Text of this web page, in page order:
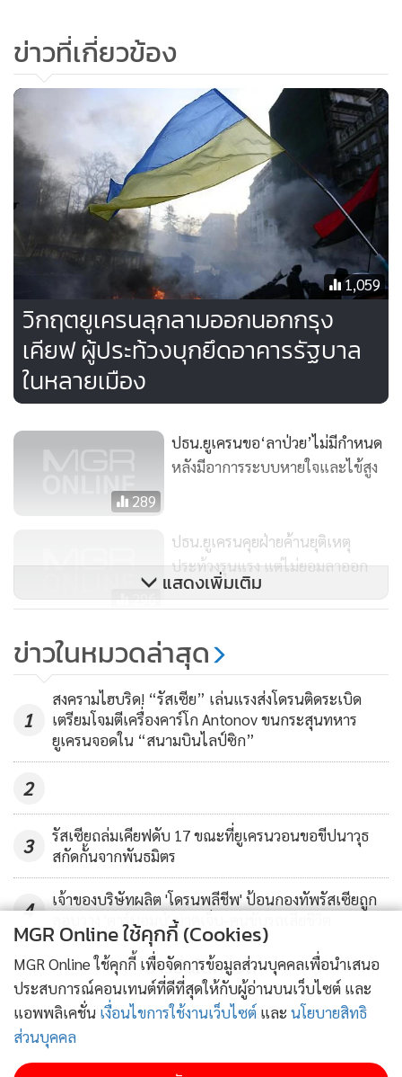
แคทเธอรีน แอชตัน หัวหน้าฝ่ายกิจการต่างประเทศของสหภาพ
ยุโรป จะเดินทางถึงกรุงเคียฟในช่วงค่ำวันนี้ (4) เพื่อร่วมหารือกับ
ยานูโควิช และแกนนำฝ่ายค้านในวันพุธ (5) ขณะที่เจ้าหน้าที่อียู
คนอื่น ๆก็ยังไม่กล้าให้ความเห็นชัดเจนเกี่ยวกับคำพูดของ แอช
ตัน เมื่อช่วงสุดสัปดาห์ที่ว่า สหรัฐฯ และยุโรปเตรียมจะมอบความ
ช่วยเหลือทางการเงินแก่ยูเครนเพื่อปฏิรูประบบการเมืองให้มี
เสถียรภาพยิ่งขึ้น
ข่าวที่เกี่ยวข้อง
1,059
วิกฤตยูเครนลุกลามออกนอกกรุง
เคียฟ ผู้ประท้วงบุกยึดอาคารรัฐบาล
ในหลายเมือง
289
ปธน.ยูเครนขอ‘ลาป่วย’ไม่มีกำหนด
หลังมีอาการระบบหายใจและไข้สูง
296
ปธน.ยูเครนคุยฝ่ายค้านยุติเหตุ
ประท้วงรุนแรง แต่ไม่ยอมลาออก
206
รอบ หวั่นเจอ ‘ภาวะฉุกเฉิน’ ม็อบ
เลิกยึดกระทรวงยุติธรรม
แสดงเพิ่มเติม
ข่าวในหมวดล่าสุด
1
สงครามไฮบริด! “รัสเซีย” เล่นแรงส่งโดรนติดระเบิด
เตรียมโจมตีเครื่องคาร์โก Antonov ขนกระสุนทหาร
ยูเครนจอดใน “สนามบินไลป์ซิก”
2
3
รัสเซียถล่มเคียฟดับ 17 ขณะที่ยูเครนวอนขอขีปนาวุธ
สกัดกั้นจากพันธมิตร
4
เจ้าของบริษัทผลิต 'โดรนพลีชีพ' ป้อนกองทัพรัสเซียถูก
ลอบวาง 'คาร์บอมบ์' บาดเจ็บ-คนขับรถเสียชีวิต
ข่าวอื่นในหมวด
MGR Online ใช้คุกกี้ (Cookies)
MGR Online ใช้คุกกี้ เพื่อจัดการข้อมูลส่วนบุคคลเพื่อนำเสนอ
ประสบการณ์คอนเทนต์ที่ดีที่สุดให้กับผู้อ่านบนเว็บไซต์ และ
แอพพลิเคชั่น เงื่อนไขการใช้งานเว็บไซต์ และ นโยบายสิทธิ
ส่วนบุคคล